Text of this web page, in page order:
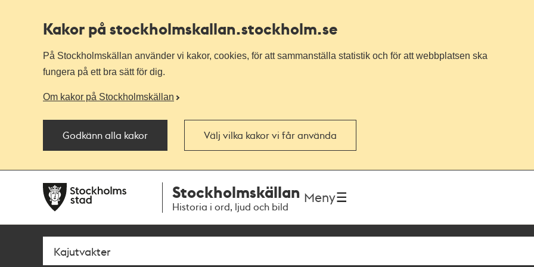
Kakor på stockholmskallan.stockholm.se
På Stockholmskällan använder vi kakor, cookies, för att sammanställa statistik och för att webbplatsen ska
fungera på ett bra sätt för dig.
Om kakor på Stockholmskällan
Godkänn alla kakor Välj vilka kakor vi får använda
navigationen
huvudinnehållet
Stockholmskällan
Historia i ord, ljud och bild
Meny
Sök